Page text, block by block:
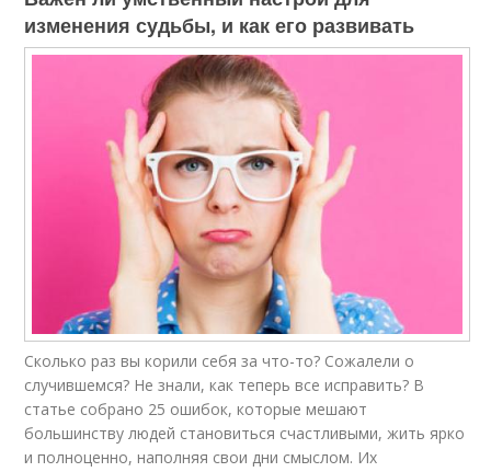
изменения судьбы, и как его развивать
Сколько раз вы корили себя за что-то? Сожалели о
случившемся? Не знали, как теперь все исправить? В
статье собрано 25 ошибок, которые мешают
большинству людей становиться счастливыми, жить ярко
и полноценно, наполняя свои дни смыслом. Их